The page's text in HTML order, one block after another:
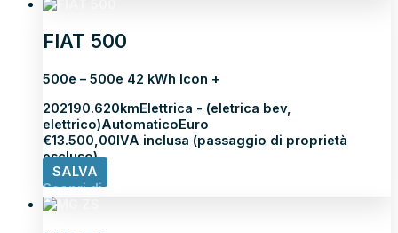
FIAT 500
500e – 500e 42 kWh Icon +
202190.620kmElettrica - (eletrica bev,
elettrico)AutomaticoEuro
€13.500,00IVA inclusa (passaggio di proprietà
escluso)
SALVA
Scopri di più